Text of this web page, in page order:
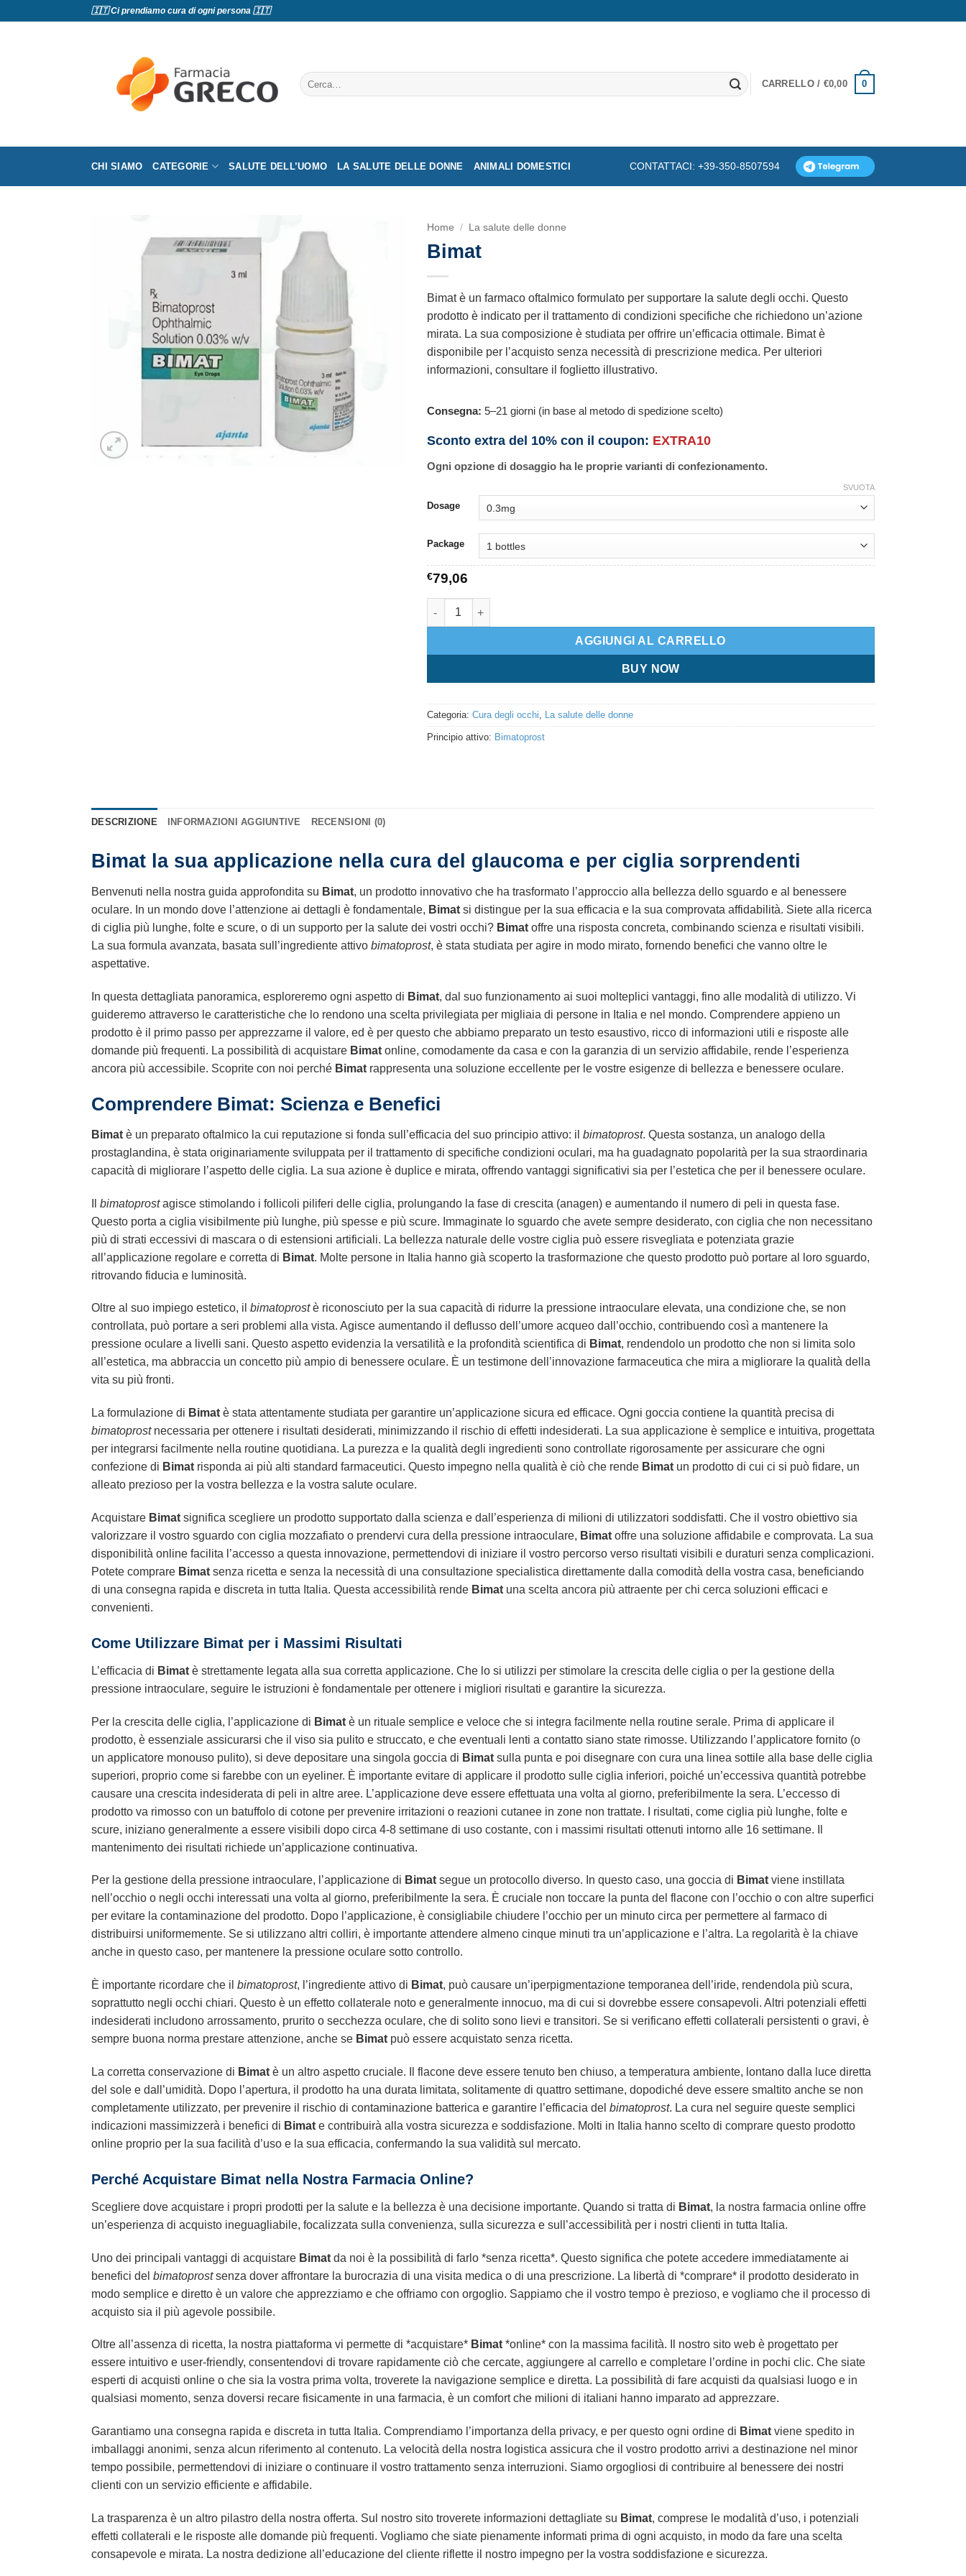
🇮🇹 Ci prendiamo cura di ogni persona 🇮🇹
Cerca:
CARRELLO / €0,00 0
CHI SIAMO CATEGORIE SALUTE DELL’UOMO LA SALUTE DELLE DONNE ANIMALI DOMESTICI CONTATTACI: +39-350-8507594
Home / La salute delle donne
Bimat
Bimat è un farmaco oftalmico formulato per supportare la salute degli occhi. Questo
prodotto è indicato per il trattamento di condizioni specifiche che richiedono un’azione
mirata. La sua composizione è studiata per offrire un’efficacia ottimale. Bimat è
disponibile per l’acquisto senza necessità di prescrizione medica. Per ulteriori
informazioni, consultare il foglietto illustrativo.
Consegna: 5–21 giorni (in base al metodo di spedizione scelto)
Sconto extra del 10% con il coupon: EXTRA10
Ogni opzione di dosaggio ha le proprie varianti di confezionamento.
Dosage
Package
SVUOTA
€79,06
Bimat quantità
AGGIUNGI AL CARRELLO
BUY NOW
Categoria: Cura degli occhi, La salute delle donne
Principio attivo: Bimatoprost
DESCRIZIONE INFORMAZIONI AGGIUNTIVE RECENSIONI (0)
Bimat la sua applicazione nella cura del glaucoma e per ciglia sorprendenti
Benvenuti nella nostra guida approfondita su Bimat, un prodotto innovativo che ha trasformato l’approccio alla bellezza dello sguardo e al benessere
oculare. In un mondo dove l’attenzione ai dettagli è fondamentale, Bimat si distingue per la sua efficacia e la sua comprovata affidabilità. Siete alla ricerca
di ciglia più lunghe, folte e scure, o di un supporto per la salute dei vostri occhi? Bimat offre una risposta concreta, combinando scienza e risultati visibili.
La sua formula avanzata, basata sull’ingrediente attivo bimatoprost, è stata studiata per agire in modo mirato, fornendo benefici che vanno oltre le
aspettative.
In questa dettagliata panoramica, esploreremo ogni aspetto di Bimat, dal suo funzionamento ai suoi molteplici vantaggi, fino alle modalità di utilizzo. Vi
guideremo attraverso le caratteristiche che lo rendono una scelta privilegiata per migliaia di persone in Italia e nel mondo. Comprendere appieno un
prodotto è il primo passo per apprezzarne il valore, ed è per questo che abbiamo preparato un testo esaustivo, ricco di informazioni utili e risposte alle
domande più frequenti. La possibilità di acquistare Bimat online, comodamente da casa e con la garanzia di un servizio affidabile, rende l’esperienza
ancora più accessibile. Scoprite con noi perché Bimat rappresenta una soluzione eccellente per le vostre esigenze di bellezza e benessere oculare.
Comprendere Bimat: Scienza e Benefici
Bimat è un preparato oftalmico la cui reputazione si fonda sull’efficacia del suo principio attivo: il bimatoprost. Questa sostanza, un analogo della
prostaglandina, è stata originariamente sviluppata per il trattamento di specifiche condizioni oculari, ma ha guadagnato popolarità per la sua straordinaria
capacità di migliorare l’aspetto delle ciglia. La sua azione è duplice e mirata, offrendo vantaggi significativi sia per l’estetica che per il benessere oculare.
bimatoprostagisce stimolando i follicoli piliferi delle ciglia, prolungando la fase di crescita (anagen) e aumentando il numero di peli in questa fase.
Questo porta a ciglia visibilmente più lunghe, più spesse e più scure. Immaginate lo sguardo che avete sempre desiderato, con ciglia che non necessitano
più di strati eccessivi di mascara o di estensioni artificiali. La bellezza naturale delle vostre ciglia può essere risvegliata e potenziata grazie
all’applicazione regolare e corretta di Bimat. Molte persone in Italia hanno già scoperto la trasformazione che questo prodotto può portare al loro sguardo,
ritrovando fiducia e luminosità.
Oltre al suo impiego estetico, il bimatoprostè riconosciuto per la sua capacità di ridurre la pressione intraoculare elevata, una condizione che, se non
controllata, può portare a seri problemi alla vista. Agisce aumentando il deflusso dell’umore acqueo dall’occhio, contribuendo così a mantenere la
pressione oculare a livelli sani. Questo aspetto evidenzia la versatilità e la profondità scientifica di Bimat, rendendolo un prodotto che non si limita solo
all’estetica, ma abbraccia un concetto più ampio di benessere oculare. È un testimone dell’innovazione farmaceutica che mira a migliorare la qualità della
vita su più fronti.
La formulazione di Bimat è stata attentamente studiata per garantire un’applicazione sicura ed efficace. Ogni goccia contiene la quantità precisa di
bimatoprostnecessaria per ottenere i risultati desiderati, minimizzando il rischio di effetti indesiderati. La sua applicazione è semplice e intuitiva, progettata
per integrarsi facilmente nella routine quotidiana. La purezza e la qualità degli ingredienti sono controllate rigorosamente per assicurare che ogni
confezione di Bimat risponda ai più alti standard farmaceutici. Questo impegno nella qualità è ciò che rende Bimat un prodotto di cui ci si può fidare, un
alleato prezioso per la vostra bellezza e la vostra salute oculare.
Acquistare Bimat significa scegliere un prodotto supportato dalla scienza e dall’esperienza di milioni di utilizzatori soddisfatti. Che il vostro obiettivo sia
valorizzare il vostro sguardo con ciglia mozzafiato o prendervi cura della pressione intraoculare, Bimat offre una soluzione affidabile e comprovata. La sua
disponibilità online facilita l’accesso a questa innovazione, permettendovi di iniziare il vostro percorso verso risultati visibili e duraturi senza complicazioni.
Potete comprare Bimat senza ricetta e senza la necessità di una consultazione specialistica direttamente dalla comodità della vostra casa, beneficiando
di una consegna rapida e discreta in tutta Italia. Questa accessibilità rende Bimat una scelta ancora più attraente per chi cerca soluzioni efficaci e
convenienti.
Come Utilizzare Bimat per i Massimi Risultati
L’efficacia di Bimat è strettamente legata alla sua corretta applicazione. Che lo si utilizzi per stimolare la crescita delle ciglia o per la gestione della
pressione intraoculare, seguire le istruzioni è fondamentale per ottenere i migliori risultati e garantire la sicurezza.
Per la crescita delle ciglia, l’applicazione di Bimat è un rituale semplice e veloce che si integra facilmente nella routine serale. Prima di applicare il
prodotto, è essenziale assicurarsi che il viso sia pulito e struccato, e che eventuali lenti a contatto siano state rimosse. Utilizzando l’applicatore fornito (o
un applicatore monouso pulito), si deve depositare una singola goccia di Bimat sulla punta e poi disegnare con cura una linea sottile alla base delle ciglia
superiori, proprio come si farebbe con un eyeliner. È importante evitare di applicare il prodotto sulle ciglia inferiori, poiché un’eccessiva quantità potrebbe
causare una crescita indesiderata di peli in altre aree. L’applicazione deve essere effettuata una volta al giorno, preferibilmente la sera. L’eccesso di
prodotto va rimosso con un batuffolo di cotone per prevenire irritazioni o reazioni cutanee in zone non trattate. I risultati, come ciglia più lunghe, folte e
scure, iniziano generalmente a essere visibili dopo circa 4-8 settimane di uso costante, con i massimi risultati ottenuti intorno alle 16 settimane. Il
mantenimento dei risultati richiede un’applicazione continuativa.
Per la gestione della pressione intraoculare, l’applicazione di Bimat segue un protocollo diverso. In questo caso, una goccia di Bimat viene instillata
nell’occhio o negli occhi interessati una volta al giorno, preferibilmente la sera. È cruciale non toccare la punta del flacone con l’occhio o con altre superfici
per evitare la contaminazione del prodotto. Dopo l’applicazione, è consigliabile chiudere l’occhio per un minuto circa per permettere al farmaco di
distribuirsi uniformemente. Se si utilizzano altri colliri, è importante attendere almeno cinque minuti tra un’applicazione e l’altra. La regolarità è la chiave
anche in questo caso, per mantenere la pressione oculare sotto controllo.
È importante ricordare che il bimatoprost, l’ingrediente attivo di Bimat, può causare un’iperpigmentazione temporanea dell’iride, rendendola più scura,
soprattutto negli occhi chiari. Questo è un effetto collaterale noto e generalmente innocuo, ma di cui si dovrebbe essere consapevoli. Altri potenziali effetti
indesiderati includono arrossamento, prurito o secchezza oculare, che di solito sono lievi e transitori. Se si verificano effetti collaterali persistenti o gravi, è
sempre buona norma prestare attenzione, anche se Bimat può essere acquistato senza ricetta.
La corretta conservazione di Bimat è un altro aspetto cruciale. Il flacone deve essere tenuto ben chiuso, a temperatura ambiente, lontano dalla luce diretta
del sole e dall’umidità. Dopo l’apertura, il prodotto ha una durata limitata, solitamente di quattro settimane, dopodiché deve essere smaltito anche se non
completamente utilizzato, per prevenire il rischio di contaminazione batterica e garantire l’efficacia del bimatoprost. La cura nel seguire queste semplici
indicazioni massimizzerà i benefici di Bimat e contribuirà alla vostra sicurezza e soddisfazione. Molti in Italia hanno scelto di comprare questo prodotto
online proprio per la sua facilità d’uso e la sua efficacia, confermando la sua validità sul mercato.
Perché Acquistare Bimat nella Nostra Farmacia Online?
Scegliere dove acquistare i propri prodotti per la salute e la bellezza è una decisione importante. Quando si tratta di Bimat, la nostra farmacia online offre
un’esperienza di acquisto ineguagliabile, focalizzata sulla convenienza, sulla sicurezza e sull’accessibilità per i nostri clienti in tutta Italia.
Uno dei principali vantaggi di acquistare Bimat da noi è la possibilità di farlo *senza ricetta*. Questo significa che potete accedere immediatamente ai
benefici del bimatoprostsenza dover affrontare la burocrazia di una visita medica o di una prescrizione. La libertà di *comprare* il prodotto desiderato in
modo semplice e diretto è un valore che apprezziamo e che offriamo con orgoglio. Sappiamo che il vostro tempo è prezioso, e vogliamo che il processo di
acquisto sia il più agevole possibile.
Oltre all’assenza di ricetta, la nostra piattaforma vi permette di *acquistare* Bimat *online* con la massima facilità. Il nostro sito web è progettato per
essere intuitivo e user-friendly, consentendovi di trovare rapidamente ciò che cercate, aggiungere al carrello e completare l’ordine in pochi clic. Che siate
esperti di acquisti online o che sia la vostra prima volta, troverete la navigazione semplice e diretta. La possibilità di fare acquisti da qualsiasi luogo e in
qualsiasi momento, senza doversi recare fisicamente in una farmacia, è un comfort che milioni di italiani hanno imparato ad apprezzare.
Garantiamo una consegna rapida e discreta in tutta Italia. Comprendiamo l’importanza della privacy, e per questo ogni ordine di Bimat viene spedito in
imballaggi anonimi, senza alcun riferimento al contenuto. La velocità della nostra logistica assicura che il vostro prodotto arrivi a destinazione nel minor
tempo possibile, permettendovi di iniziare o continuare il vostro trattamento senza interruzioni. Siamo orgogliosi di contribuire al benessere dei nostri
clienti con un servizio efficiente e affidabile.
La trasparenza è un altro pilastro della nostra offerta. Sul nostro sito troverete informazioni dettagliate su Bimat, comprese le modalità d’uso, i potenziali
effetti collaterali e le risposte alle domande più frequenti. Vogliamo che siate pienamente informati prima di ogni acquisto, in modo da fare una scelta
consapevole e mirata. La nostra dedizione all’educazione del cliente riflette il nostro impegno per la vostra soddisfazione e sicurezza.